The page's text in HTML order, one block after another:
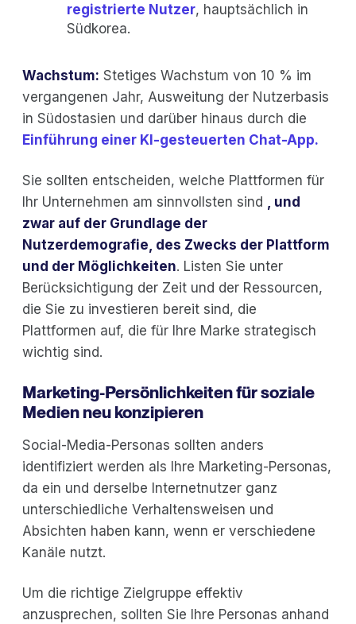
registrierte Nutzer, hauptsächlich in
Südkorea.
Wachstum: Stetiges Wachstum von 10 % im
vergangenen Jahr, Ausweitung der Nutzerbasis
in Südostasien und darüber hinaus durch die
Einführung einer KI-gesteuerten Chat-App.
Sie sollten entscheiden, welche Plattformen für
Ihr Unternehmen am sinnvollsten sind , und
zwar auf der Grundlage der
Nutzerdemografie, des Zwecks der Plattform
und der Möglichkeiten. Listen Sie unter
Berücksichtigung der Zeit und der Ressourcen,
die Sie zu investieren bereit sind, die
Plattformen auf, die für Ihre Marke strategisch
wichtig sind.
Marketing-Persönlichkeiten für soziale
Medien neu konzipieren
Social-Media-Personas sollten anders
identifiziert werden als Ihre Marketing-Personas,
da ein und derselbe Internetnutzer ganz
unterschiedliche Verhaltensweisen und
Absichten haben kann, wenn er verschiedene
Kanäle nutzt.
Um die richtige Zielgruppe effektiv
anzusprechen, sollten Sie Ihre Personas anhand